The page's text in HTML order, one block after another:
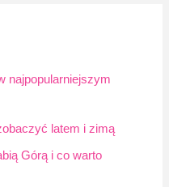
najpopularniejszym
latem i zimą
Górą i co warto